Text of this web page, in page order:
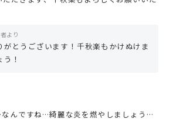
より
がとうございます！千秋楽もかけぬけま
う！
んですね…綺麗な炎を燃やしましょう…